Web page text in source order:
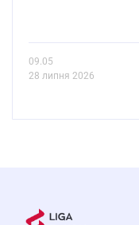
09.05
28 липня 2026